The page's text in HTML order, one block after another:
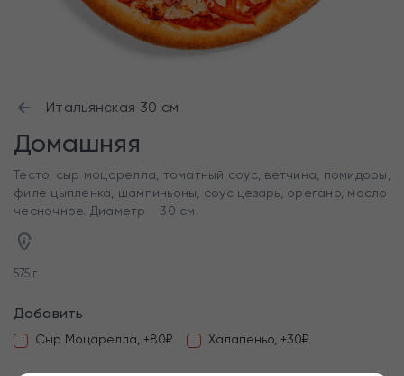
Итальянская 30 см
Домашняя
Тесто, сыр моцарелла, томатный соус, ветчина, помидоры,
филе цыпленка, шампиньоны, соус цезарь, орегано, масло
чесночное. Диаметр - 30 см.
575 г
Добавить
Сыр Моцарелла, +80₽ Халапеньо, +30₽